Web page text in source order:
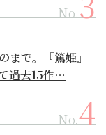
No.
まで。『篤姫』
過去15作…
No.